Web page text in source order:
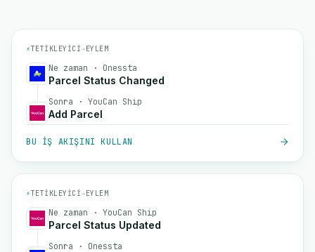
⚡TETIKLEYICI→EYLEM
Ne zaman · Onessta
Parcel Status Changed
Sonra · YouCan Ship
Add Parcel
BU IŞ AKIŞINI KULLAN
⚡TETIKLEYICI→EYLEM
Ne zaman · YouCan Ship
Parcel Status Updated
Sonra · Onessta